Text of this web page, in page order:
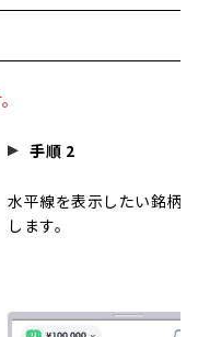
手順 2
水平線を表示したい銘柄
します。